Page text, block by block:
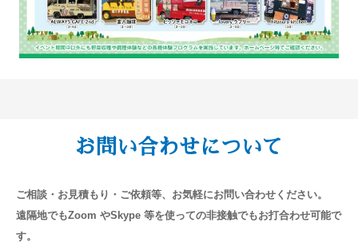
お問い合わせについて
ご相談・お見積もり・ご依頼等、お気軽にお問い合わせください。
遠隔地でもZoom やSkype 等を使っての非接触でもお打合わせ可能で
す。